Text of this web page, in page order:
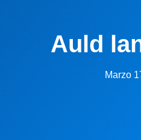
Auld
Marzo